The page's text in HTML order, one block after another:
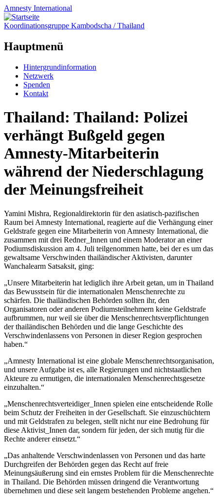
Amnesty International
Koordinationsgruppe Kambodscha / Thailand
Hauptmenü
Zum
Inhalt
springen
Hintergrundinformation
Netzwerk
Spenden
Kontakt
Thailand: Thailand: Polizei
verhängt Bußgeld gegen
Amnesty-Mitarbeiterin
während der Niederschlagung
der Meinungsfreiheit
Yamini Mishra, Regionaldirektorin für den asiatisch-pazifischen
Raum bei Amnesty International, reagierte auf die Verhängung einer
Geldstrafe gegen eine Mitarbeiterin von Amnesty International, die
zusammen mit drei Redner_Innen und einem Moderator an einer
Podiumsdiskussion am 4. Juli teilgenommen hatte, bei der es um das
gewaltsame Verschwinden thailändischer Aktivisten, darunter
Wanchalearm Satsaksit, ging:
„Unsere Mitarbeiterin hat lediglich ihre Arbeit getan, um in Thailand
das Bewusstsein für die internationalen Menschenrechte zu
schärfen. Die thailändischen Behörden sollten ihr, den
Organisatoren oder anderen Podiumsteilnehmern keine Geldstrafe
aufbrummen, nur weil sie über die Menschenrechtsverpflichtungen
der thailändischen Behörden und die lange Geschichte des
Verschwindenlassens von Personen in dieser Region gesprochen
haben.“
„Amnesty International ist eine globale Menschenrechtsorganisation,
und unsere Aufgabe ist es, alle Regierungen und nichtstaatlichen
Akteure zu ermutigen, die internationalen Menschenrechtsgesetze
einzuhalten.“
„Menschenrechtsverteidiger_Innen spielen eine entscheidende Rolle
beim Schutz der Freiheiten in der Gesellschaft. Sie einzuschüchtern
und mit Geldstrafen zu belegen, stellt nicht nur eine Bedrohung für
diese Aktivist_Innen dar, sondern für jeden, der sich mutig für die
Rechte anderer einsetzt.“
„Das anhaltende Verschwindenlassen von Personen und das harte
Durchgreifen der Behörden gegen das Recht auf freie
Meinungsäußerung sind ein ernstes Problem für die Menschenrechte
in Thailand. Die Behörden müssen dringend die Verantwortung
übernehmen und diese seit langem bestehenden Probleme angehen.“